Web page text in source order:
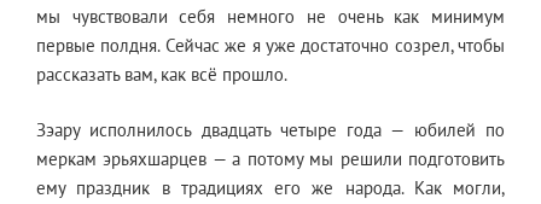
мы чувствовали себя немного не очень как минимум
первые полдня. Сейчас же я уже достаточно созрел, чтобы
рассказать вам, как всё прошло.
Зэару исполнилось двадцать четыре года — юбилей по
меркам эрьяхшарцев — а потому мы решили подготовить
ему праздник в традициях его же народа. Как могли,